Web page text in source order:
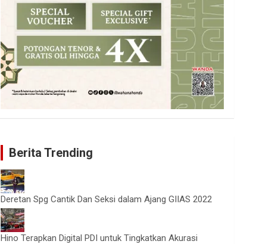
Berita Trending
Deretan Spg Cantik Dan Seksi dalam Ajang GIIAS 2022
Hino Terapkan Digital PDI untuk Tingkatkan Akurasi